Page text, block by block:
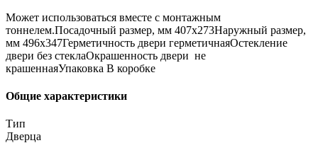
Может использоваться вместе с монтажным
тоннелем.Посадочный размер, мм 407х273Наружный размер,
мм 496х347Герметичность двери герметичнаяОстекление
двери без стеклаОкрашенность двери не
крашеннаяУпаковка В коробке
Общие характеристики
Тип
Дверца